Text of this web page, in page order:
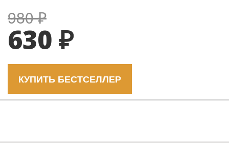
980 ₽
630 ₽
КУПИТЬ БЕСТСЕЛЛЕР